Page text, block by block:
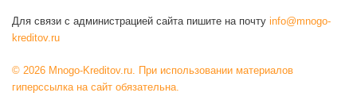
Для связи с администрацией сайта пишите на почту info@mnogo-
kreditov.ru
© 2026 Mnogo-Kreditov.ru. При использовании материалов
гиперссылка на сайт обязательна.